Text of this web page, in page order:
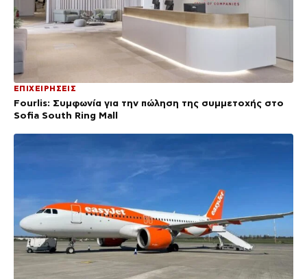
ΕΠΙΧΕΙΡΗΣΕΙΣ
Fourlis: Συμφωνία για την πώληση της συμμετοχής στο
Sofia South Ring Mall